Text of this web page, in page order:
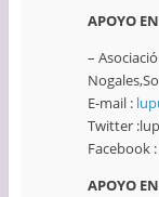
APOYO
–
E-mail :
Twitter
Facebook
APOYO